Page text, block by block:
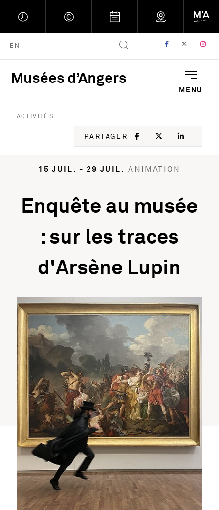
EN FACEBOOK
, OUVRETWITTER
,
Musées d’Angers Musées d'Angers :
MENU
ACTIVITÉS
PARTAGER FACEBOOK
, OUVRE UNE
TWITTER
, OUVRE
15 JUIL. - 29 JUIL. ANIMATION
Enquête au musée
: sur les traces
d'Arsène Lupin